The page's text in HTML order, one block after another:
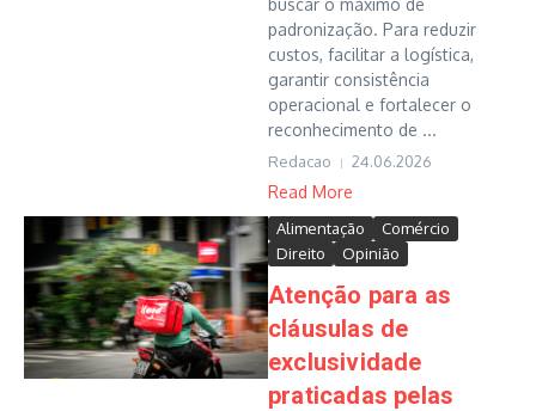
buscar o máximo de
padronização. Para reduzir
custos, facilitar a logística,
garantir consistência
operacional e fortalecer o
reconhecimento de ...
Redacao 24.06.2026
Read More
Alimentação
Comércio
Direito
Opinião
Atenção para as
cláusulas de
exclusividade
praticadas pelas